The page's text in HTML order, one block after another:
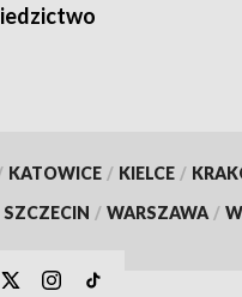
KATOWICE / KIELCE /
SZCZECIN / WARSZAWA /